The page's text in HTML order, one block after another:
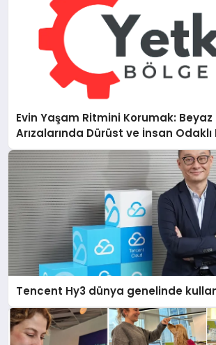
Evin Yaşam Ritmini Korumak: Beyaz
Arızalarında Dürüst ve İnsan
Tencent Hy3 dünya genelinde